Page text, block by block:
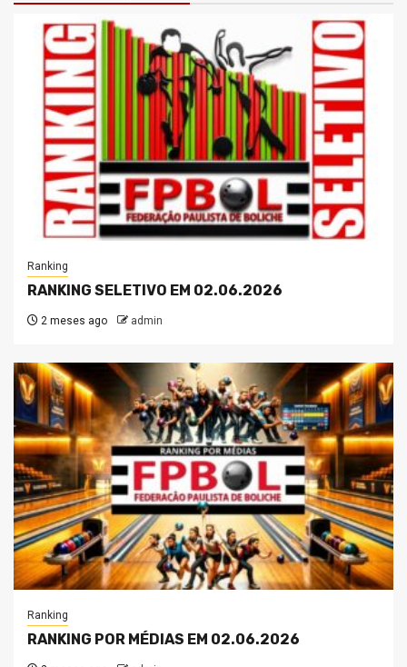
Ranking
RANKING SELETIVO EM 02.06.2026
2 meses ago admin
Ranking
RANKING POR MÉDIAS EM 02.06.2026